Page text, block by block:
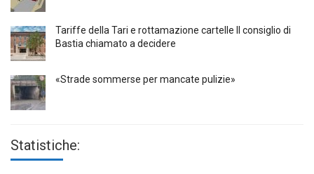
Tariffe della Tari e rottamazione cartelle Il consiglio di
Bastia chiamato a decidere
«Strade sommerse per mancate pulizie»
Statistiche: